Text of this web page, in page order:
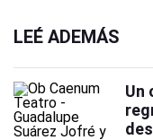
LEÉ ADEMÁS
Un